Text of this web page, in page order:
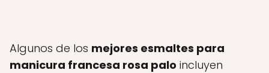
Algunos de los mejores esmaltes para
manicura francesa rosa palo incluyen